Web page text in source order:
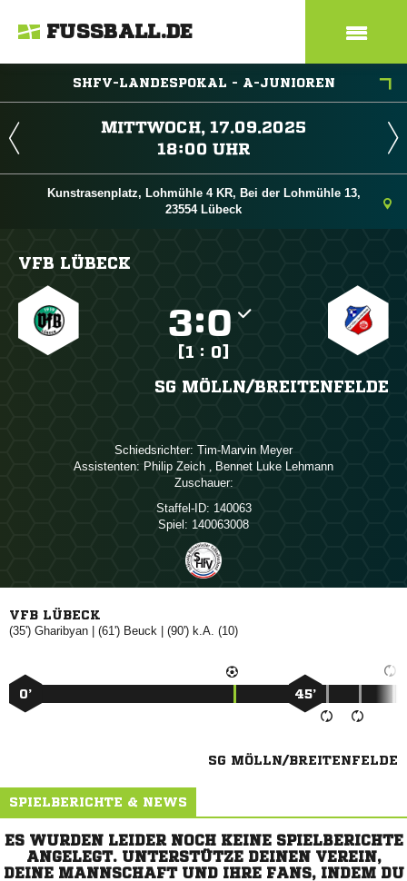
FUSSBALL.DE
SHFV-LANDESPOKAL - A-JUNIOREN
 
 
Kunstrasenplatz, Lohmühle 4 KR, Bei der Lohmühle 13,
23554 Lübeck
VFB LÜBECK
:
[1 : 0]
SG MÖLLN/​BREITENFELDE
Schiedsrichter:  
Assistenten:   ,   
Zuschauer:
Staffel-ID: 140063
Spiel: 140063008
VFB LÜBECK
(35')  | (61')  | (90') k.A. (10)
0’ 45’
SG MÖLLN/BREITENFELDE
SPIELBERICHTE & NEWS
ES WURDEN LEIDER NOCH KEINE SPIELBERICHTE
ANGELEGT. UNTERSTÜTZE DEINEN VEREIN,
DEINE MANNSCHAFT UND IHRE FANS, INDEM DU